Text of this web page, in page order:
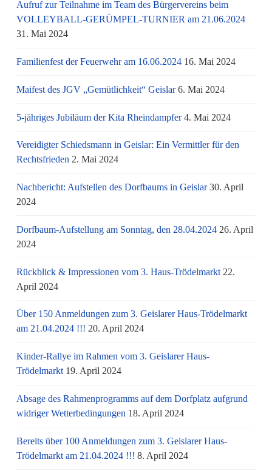
Aufruf zur Teilnahme im Team des Bürgervereins beim
VOLLEYBALL-GERÜMPEL-TURNIER am 21.06.2024
31. Mai 2024
Familienfest der Feuerwehr am 16.06.2024 16. Mai 2024
Maifest des JGV „Gemütlichkeit“ Geislar 6. Mai 2024
5-jähriges Jubiläum der Kita Rheindampfer 4. Mai 2024
Vereidigter Schiedsmann in Geislar: Ein Vermittler für den
Rechtsfrieden 2. Mai 2024
Nachbericht: Aufstellen des Dorfbaums in Geislar 30. April
2024
Dorfbaum-Aufstellung am Sonntag, den 28.04.2024 26. April
2024
Rückblick & Impressionen vom 3. Haus-Trödelmarkt 22.
April 2024
Über 150 Anmeldungen zum 3. Geislarer Haus-Trödelmarkt
am 21.04.2024 !!! 20. April 2024
Kinder-Rallye im Rahmen vom 3. Geislarer Haus-
Trödelmarkt 19. April 2024
Absage des Rahmenprogramms auf dem Dorfplatz aufgrund
widriger Wetterbedingungen 18. April 2024
Bereits über 100 Anmeldungen zum 3. Geislarer Haus-
Trödelmarkt am 21.04.2024 !!! 8. April 2024